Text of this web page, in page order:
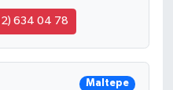
634 04 78
Maltepe